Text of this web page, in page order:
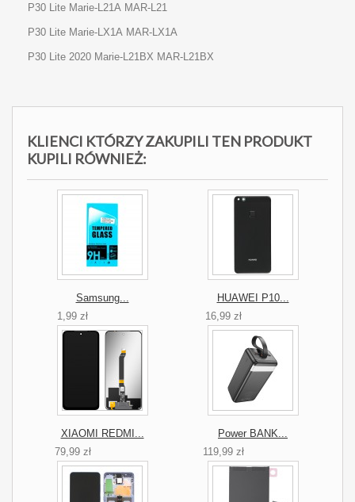
P30 Lite Marie-L21A MAR-L21
P30 Lite Marie-LX1A MAR-LX1A
P30 Lite 2020 Marie-L21BX MAR-L21BX
KLIENCI KTÓRZY ZAKUPILI TEN PRODUKT
KUPILI RÓWNIEŻ:
Samsung...
1,99 zł
HUAWEI P10...
16,99 zł
XIAOMI REDMI...
79,99 zł
Power BANK...
119,99 zł